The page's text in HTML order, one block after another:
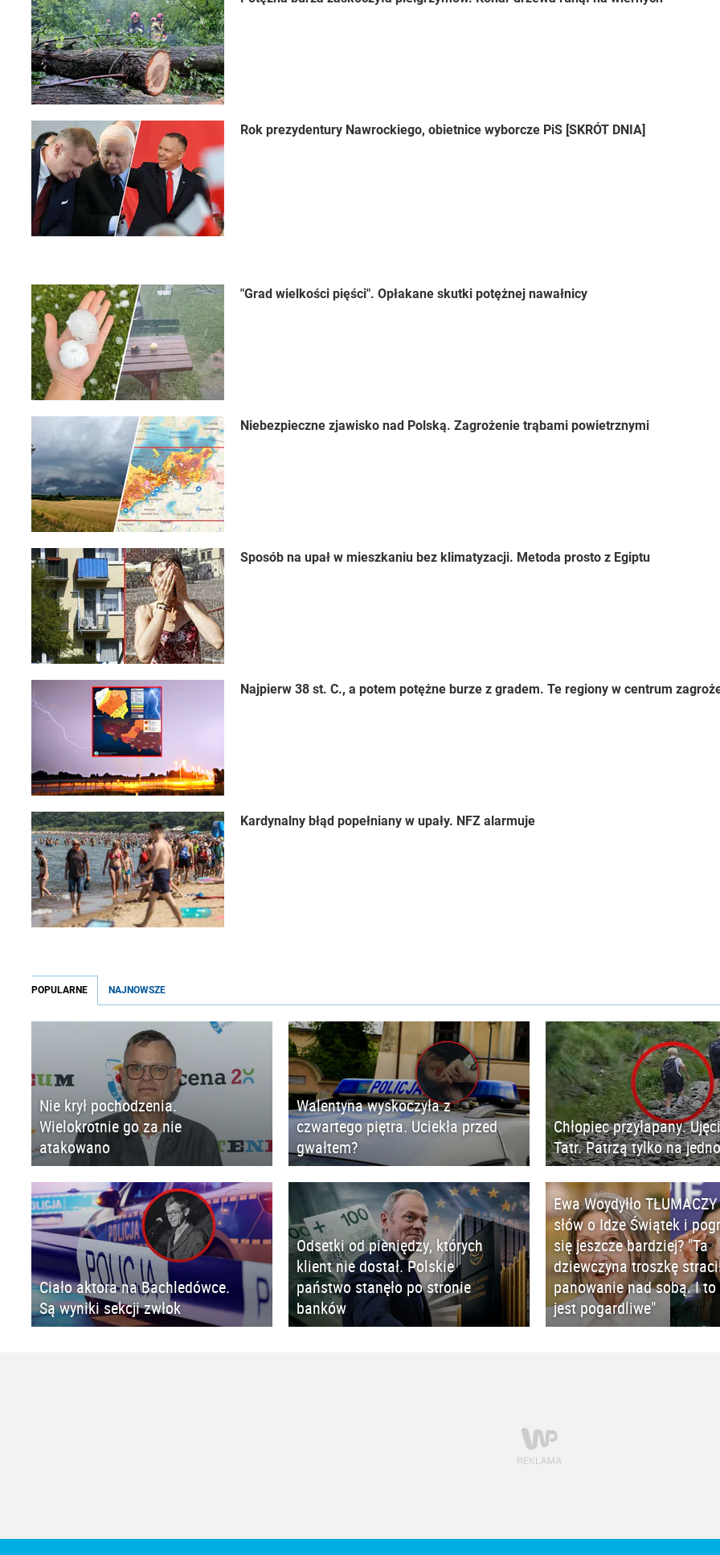
Rok prezydentury Nawrockiego, obietnice wyborcze PiS [SKRÓT DNIA]
"Grad wielkości pięści". Opłakane skutki potężnej nawałnicy
Niebezpieczne zjawisko nad Polską. Zagrożenie trąbami powietrznymi
Sposób na upał w mieszkaniu bez klimatyzacji. Metoda prosto z Egiptu
Najpierw 38 st. C., a potem potężne burze z gradem. Te regiony w centrum
Kardynalny błąd popełniany w upały. NFZ alarmuje
POPULARNE NAJNOWSZE
Nie krył pochodzenia.
Wielokrotnie go za nie
atakowano
Walentyna wyskoczyła z
czwartego piętra. Uciekła przed
gwałtem?
Chłopiec przyłapany.
Tatr. Patrzą tylko na jedno
Ciało aktora na Bachledówce.
Są wyniki sekcji zwłok
Odsetki od pieniędzy, których
klient nie dostał. Polskie
państwo stanęło po stronie
banków
Ewa Woydyłło
słów o Idze Świątek i
się jeszcze bardziej? "Ta
dziewczyna troszkę
panowanie nad sobą. I
jest pogardliwe"